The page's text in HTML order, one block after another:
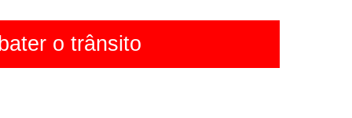
o trânsito